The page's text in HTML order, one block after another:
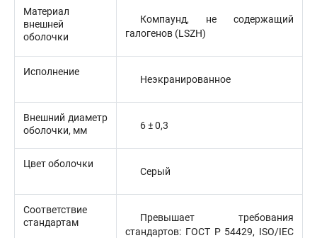
Материал
внешней
оболочки
Компаунд, не содержащий
галогенов (LSZH)
Исполнение
Неэкранированное
Внешний диаметр
оболочки, мм
6 ± 0,3
Цвет оболочки
Серый
Соответствие
стандартам
Превышает требования
стандартов: ГОСТ Р 54429, ISO/IEC